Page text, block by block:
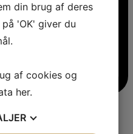
frysere
din brug af deres
'OK' giver du
af cookies og
her.